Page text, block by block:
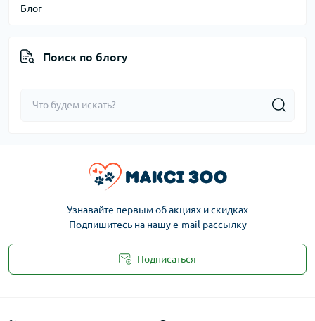
Блог
Поиск по блогу
Узнавайте первым об акциях и скидках
Подпишитесь на нашу e-mail рассылку
Подписаться